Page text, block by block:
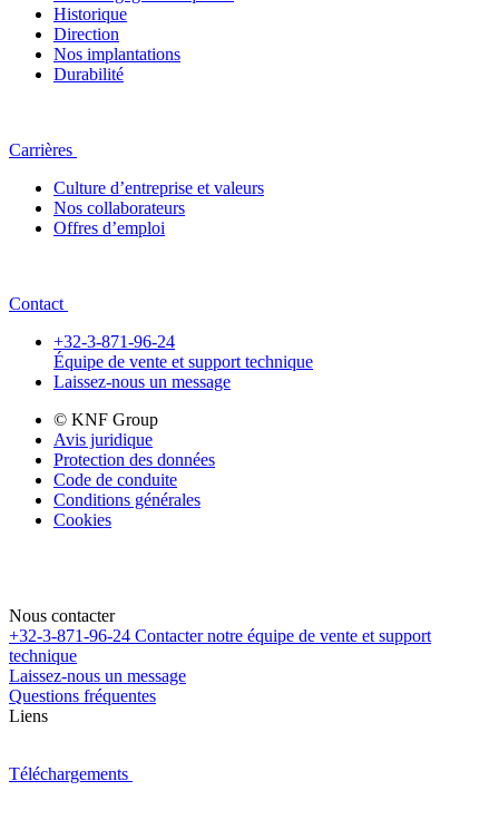
Historique
Direction
Nos implantations
Durabilité
Carrières
Culture d’entreprise et valeurs
Nos collaborateurs
Offres d’emploi
Contact
+32-3-871-96-24
Équipe de vente et support technique
Laissez-nous un message
© KNF Group
Avis juridique
Protection des données
Code de conduite
Conditions générales
Cookies
Nous contacter
+32-3-871-96-24 Contacter notre équipe de vente et support
technique
Laissez-nous un message
Questions fréquentes
Liens
Téléchargements